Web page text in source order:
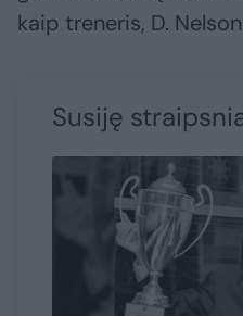
kaip treneris, D.
Susiję